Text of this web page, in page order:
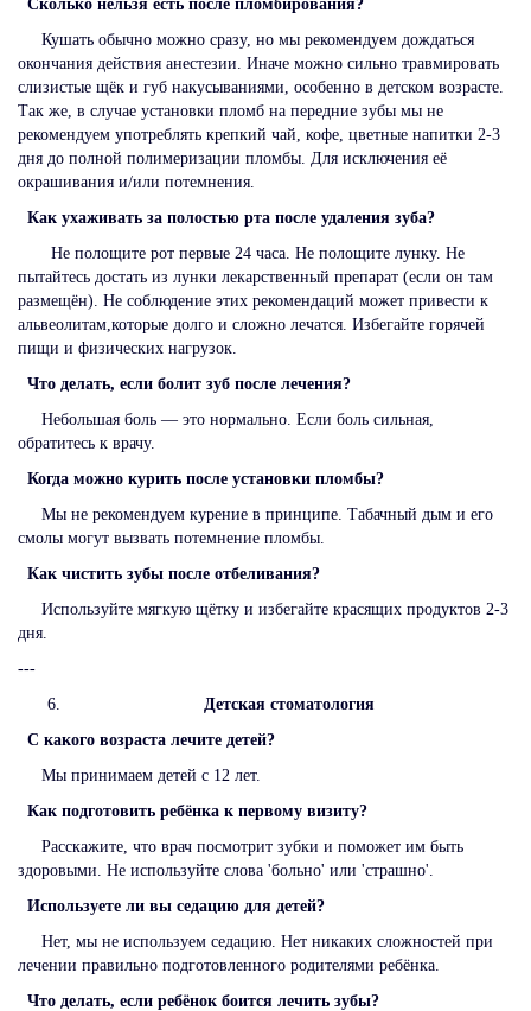
Сколько нельзя есть после пломбирования?
Кушать обычно можно сразу, но мы рекомендуем дождаться
окончания действия анестезии. Иначе можно сильно травмировать
слизистые щёк и губ накусываниями, особенно в детском возрасте.
Так же, в случае установки пломб на передние зубы мы не
рекомендуем употреблять крепкий чай, кофе, цветные напитки 2-3
дня до полной полимеризации пломбы. Для исключения её
окрашивания и/или потемнения.
Как ухаживать за полостью рта после удаления зуба?
Не полощите рот первые 24 часа. Не полощите лунку. Не
пытайтесь достать из лунки лекарственный препарат (если он там
размещён). Не соблюдение этих рекомендаций может привести к
альвеолитам,которые долго и сложно лечатся. Избегайте горячей
пищи и физических нагрузок.
Что делать, если болит зуб после лечения?
Небольшая боль — это нормально. Если боль сильная,
обратитесь к врачу.
Когда можно курить после установки пломбы?
Мы не рекомендуем курение в принципе. Табачный дым и его
смолы могут вызвать потемнение пломбы.
Как чистить зубы после отбеливания?
Используйте мягкую щётку и избегайте красящих продуктов 2-3
дня.
---
Детская стоматология
С какого возраста лечите детей?
Мы принимаем детей с 12 лет.
Как подготовить ребёнка к первому визиту?
Расскажите, что врач посмотрит зубки и поможет им быть
здоровыми. Не используйте слова 'больно' или 'страшно'.
Используете ли вы седацию для детей?
Нет, мы не используем седацию. Нет никаких сложностей при
лечении правильно подготовленного родителями ребёнка.
Что делать, если ребёнок боится лечить зубы?